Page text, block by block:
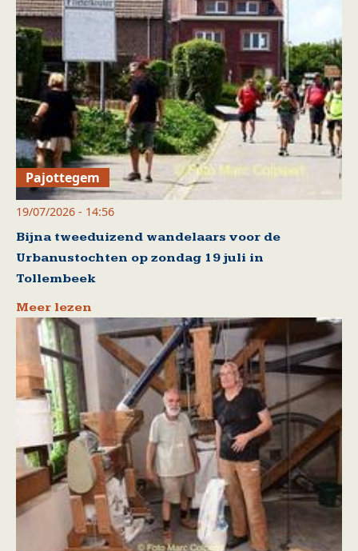
Pajottegem
19/07/2026 - 14:56
Bijna tweeduizend wandelaars voor de
Urbanustochten op zondag 19 juli in
Tollembeek
Meer lezen